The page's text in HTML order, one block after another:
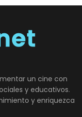
un cine con
y educativos.
y enriquezca